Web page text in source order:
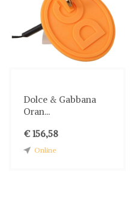
Dolce & Gabbana
Oran...
€ 156,58
Online